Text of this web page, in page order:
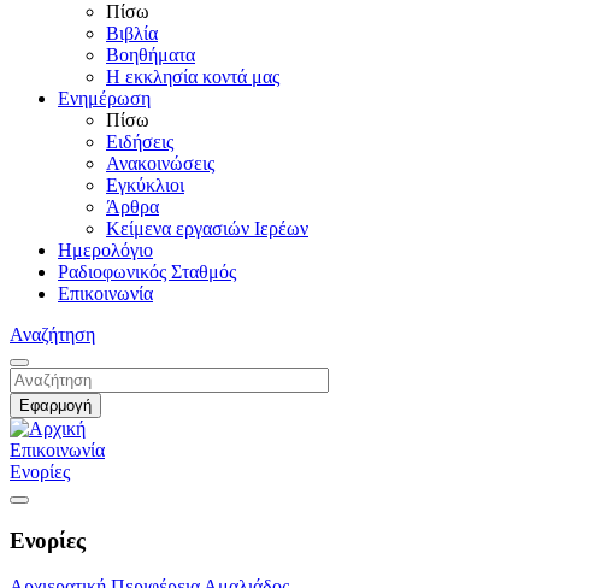
Πίσω
Βιβλία
Βοηθήματα
Η εκκλησία κοντά μας
Ενημέρωση
Πίσω
Ειδήσεις
Ανακοινώσεις
Εγκύκλιοι
Άρθρα
Κείμενα εργασιών Ιερέων
Ημερολόγιο
Ραδιοφωνικός Σταθμός
Επικοινωνία
Αναζήτηση
Επικοινωνία
Ενορίες
Ενορίες